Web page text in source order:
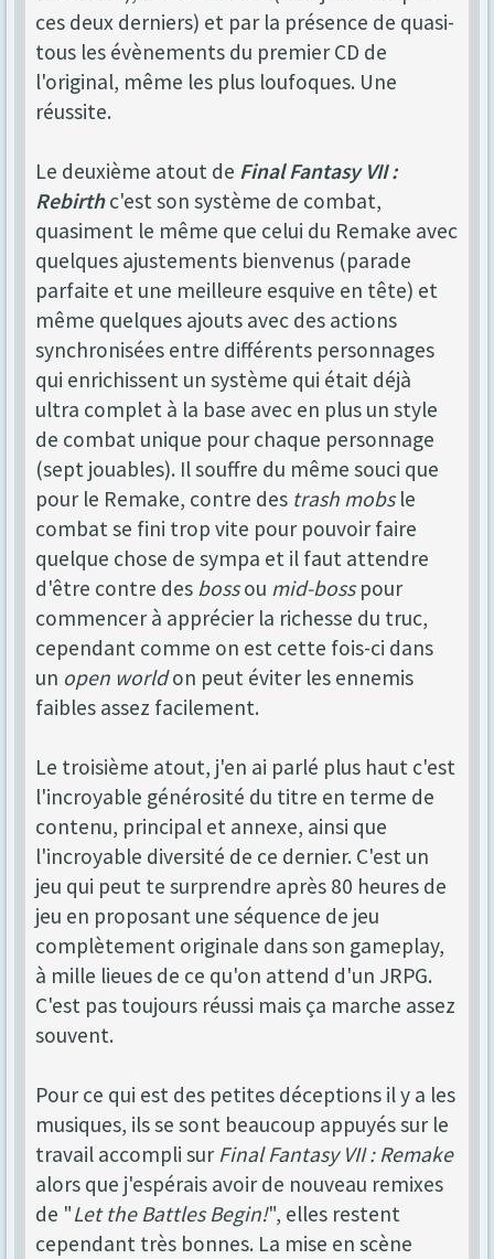
ces deux derniers) et par la présence de quasi-
tous les évènements du premier CD de
l'original, même les plus loufoques. Une
réussite.
Le deuxième atout de Final Fantasy VII :
Rebirthc'est son système de combat,
quasiment le même que celui du Remake avec
quelques ajustements bienvenus (parade
parfaite et une meilleure esquive en tête) et
même quelques ajouts avec des actions
synchronisées entre différents personnages
qui enrichissent un système qui était déjà
ultra complet à la base avec en plus un style
de combat unique pour chaque personnage
(sept jouables). Il souffre du même souci que
pour le Remake, contre des trash mobsle
combat se fini trop vite pour pouvoir faire
quelque chose de sympa et il faut attendre
d'être contre des bossou mid-bosspour
commencer à apprécier la richesse du truc,
cependant comme on est cette fois-ci dans
un open worldon peut éviter les ennemis
faibles assez facilement.
Le troisième atout, j'en ai parlé plus haut c'est
l'incroyable générosité du titre en terme de
contenu, principal et annexe, ainsi que
l'incroyable diversité de ce dernier. C'est un
jeu qui peut te surprendre après 80 heures de
jeu en proposant une séquence de jeu
complètement originale dans son gameplay,
à mille lieues de ce qu'on attend d'un JRPG.
C'est pas toujours réussi mais ça marche assez
souvent.
Pour ce qui est des petites déceptions il y a les
musiques, ils se sont beaucoup appuyés sur le
travail accompli surFinal Fantasy VII : Remake
alors que j'espérais avoir de nouveau remixes
de "Let the Battles Begin!", elles restent
cependant très bonnes. La mise en scène